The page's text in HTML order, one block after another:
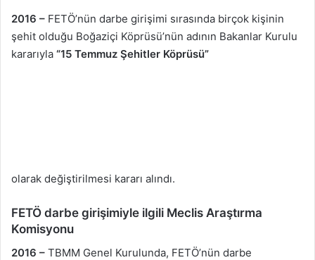
2016 – FETÖ’nün darbe girişimi sırasında birçok kişinin
şehit olduğu Boğaziçi Köprüsü’nün adının Bakanlar Kurulu
kararıyla “15 Temmuz Şehitler Köprüsü”
olarak değiştirilmesi kararı alındı.
FETÖ darbe girişimiyle ilgili Meclis Araştırma
Komisyonu
2016 – TBMM Genel Kurulunda, FETÖ’nün darbe